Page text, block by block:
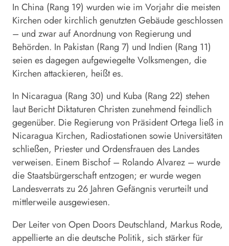
In China (Rang 19) wurden wie im Vorjahr die meisten
Kirchen oder kirchlich genutzten Gebäude geschlossen
– und zwar auf Anordnung von Regierung und
Behörden. In Pakistan (Rang 7) und Indien (Rang 11)
seien es dagegen aufgewiegelte Volksmengen, die
Kirchen attackieren, heißt es.
In Nicaragua (Rang 30) und Kuba (Rang 22) stehen
laut Bericht Diktaturen Christen zunehmend feindlich
gegenüber. Die Regierung von Präsident Ortega ließ in
Nicaragua Kirchen, Radiostationen sowie Universitäten
schließen, Priester und Ordensfrauen des Landes
verweisen. Einem Bischof – Rolando Alvarez – wurde
die Staatsbürgerschaft entzogen; er wurde wegen
Landesverrats zu 26 Jahren Gefängnis verurteilt und
mittlerweile ausgewiesen.
Der Leiter von Open Doors Deutschland, Markus Rode,
appellierte an die deutsche Politik, sich stärker für